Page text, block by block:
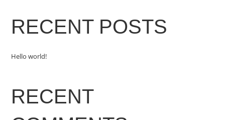
RECENT POSTS
Hello world!
RECENT